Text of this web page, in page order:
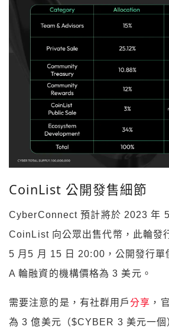
CoinList 公開發售細節
CyberConnect 預計將於 2023 年
CoinList 向公眾出售代幣，此輪發
5 月5 月 15 日 20:00，公開發行單
A 輪融資的機構價格為 3 美元。
需要注意的是，有社群用戶分享 ，
為 3 億美元（$CYBER 3 美元一個